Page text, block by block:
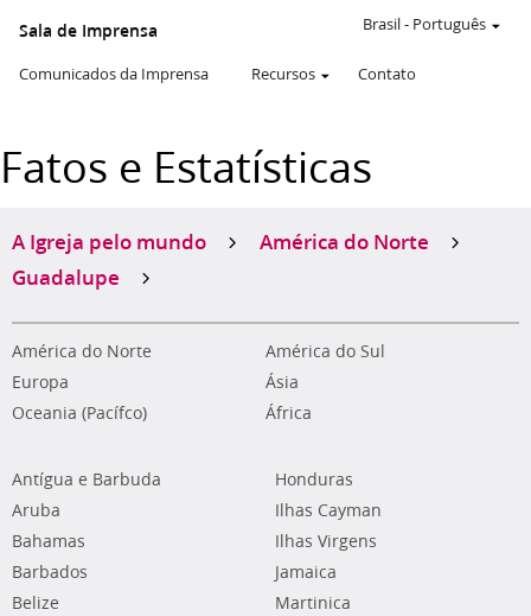
Sala de Imprensa
Comunicados da Imprensa Recursos Contato
Brasil- Português
Fatos e Estatísticas
A Igreja pelo mundo
América do Norte
Guadalupe
América do Norte
América do Sul
Europa
Ásia
Oceania (Pacífco)
África
Antígua e Barbuda
Aruba
Bahamas
Barbados
Belize
Honduras
Ilhas Cayman
Ilhas Virgens
Jamaica
Martinica